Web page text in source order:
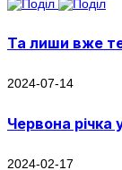
Та лиши вже
2024-07-14
Червона річка
2024-02-17